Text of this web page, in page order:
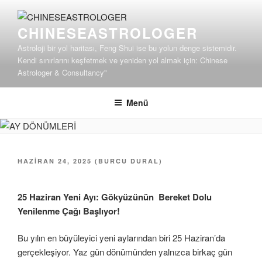
CHINESEASTROLOGER
Astroloji bir yol haritası, Feng Shui ise bu yolun denge sistemidir.
Kendi sınırlarını keşfetmek ve yeniden yol almak için: Chinese
Astrologer & Consultancy"
Menü
YAYIM
HAZIRAN 24, 2025 ( BURCU DURAL )
25 Haziran Yeni Ayı: Gökyüzünün Bereket Dolu
Yenilenme Çağı Başlıyor!
Bu yılın en büyüleyici yeni aylarından biri 25 Haziran’da
gerçekleşiyor. Yaz gün dönümünden yalnızca birkaç gün